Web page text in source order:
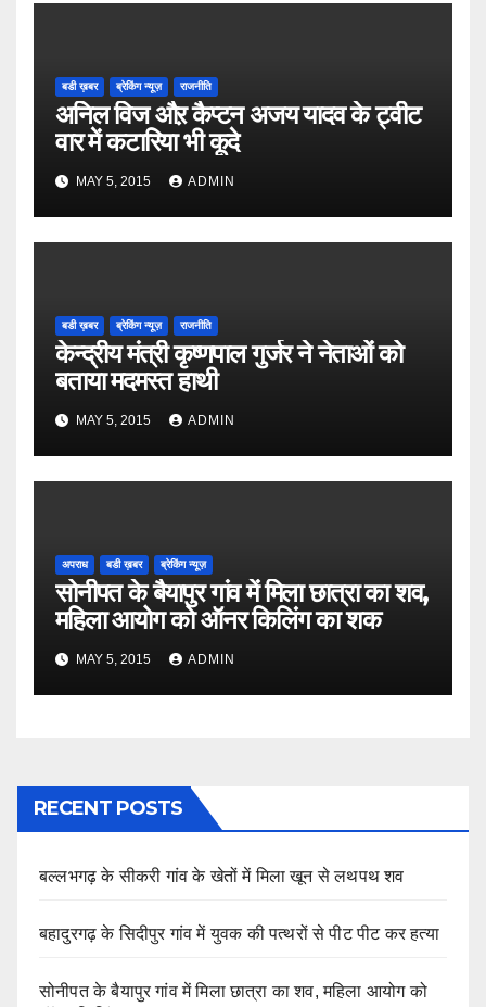
बडी ख़बर ब्रेकिंग न्यूज़ राजनीति
अनिल विज औऱ कैप्टन अजय यादव के ट्वीट
वार में कटारिया भी कूदे
MAY 5, 2015 ADMIN
बडी ख़बर ब्रेकिंग न्यूज़ राजनीति
केन्द्रीय मंत्री कृष्णपाल गुर्जर ने नेताओं को
बताया मदमस्त हाथी
MAY 5, 2015 ADMIN
अपराध बडी ख़बर ब्रेकिंग न्यूज़
सोनीपत के बैयापुर गांव में मिला छात्रा का शव,
महिला आयोग को ऑनर किलिंग का शक
MAY 5, 2015 ADMIN
RECENT POSTS
बल्लभगढ़ के सीकरी गांव के खेतों में मिला खून से लथपथ शव
बहादुरगढ़ के सिदीपुर गांव में युवक की पत्थरों से पीट पीट कर हत्या
सोनीपत के बैयापुर गांव में मिला छात्रा का शव, महिला आयोग को